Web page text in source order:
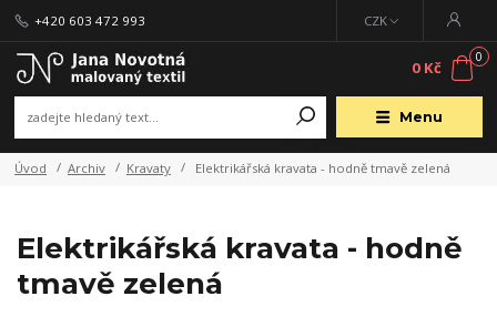
Menu
CZK
+420 603 472 993
0
0 Kč
Úvod Archiv Kravaty Elektrikářská kravata - hodně tmavě zelená
Elektrikářská kravata - hodně
tmavě zelená